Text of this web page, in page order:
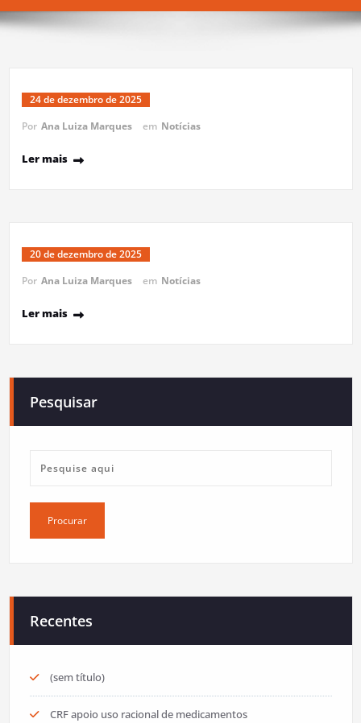
24 de dezembro de 2025
Por Ana Luiza Marques em Notícias
Ler mais
20 de dezembro de 2025
Por Ana Luiza Marques em Notícias
Ler mais
Pesquisar
Recentes
(sem título)
CRF apoio uso racional de medicamentos